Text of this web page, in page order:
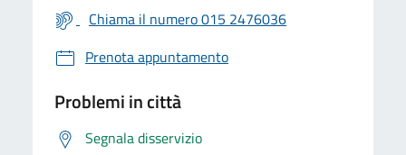
Chiama il numero 015 2476036
Prenota appuntamento
Problemi in città
Segnala disservizio